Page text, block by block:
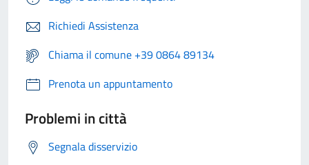
Richiedi Assistenza
Chiama il comune +39 0864 89134
Prenota un appuntamento
Problemi in città
Segnala disservizio